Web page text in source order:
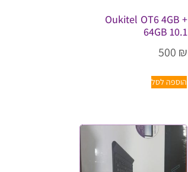
Oukitel OT6 4GB +
64GB 10.1
500 ₪
הוספה לסל